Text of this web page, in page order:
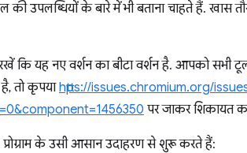
की उपलब्धियों के बारे में भी बताना चाहते हैं.
कि यह नए वर्शन का बीटा वर्शन है. आपको सभी
तो कृपयाhttps://issues.chromium.org/
पर जाकर शिकायत
के उसी आसान उदाहरण से शुरू करते हैं: